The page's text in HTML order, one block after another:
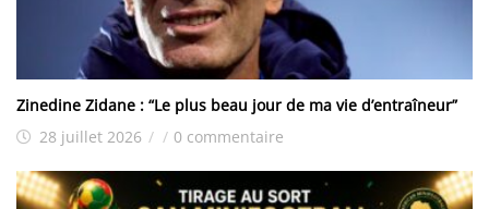
Zinedine Zidane : “Le plus beau jour de ma vie d’entraîneur”
28 juillet 2026 / / 0 commentaire